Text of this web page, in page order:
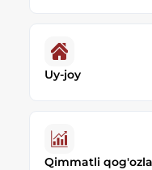
Uy-joy
Qimmatli